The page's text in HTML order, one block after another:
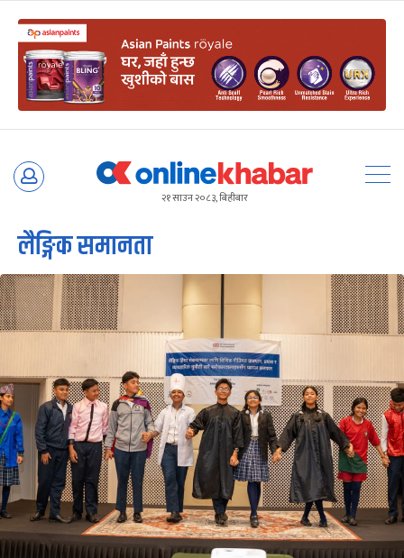
Skip
२१ साउन २०८३, बिहीबार
लैङ्गिक समानता